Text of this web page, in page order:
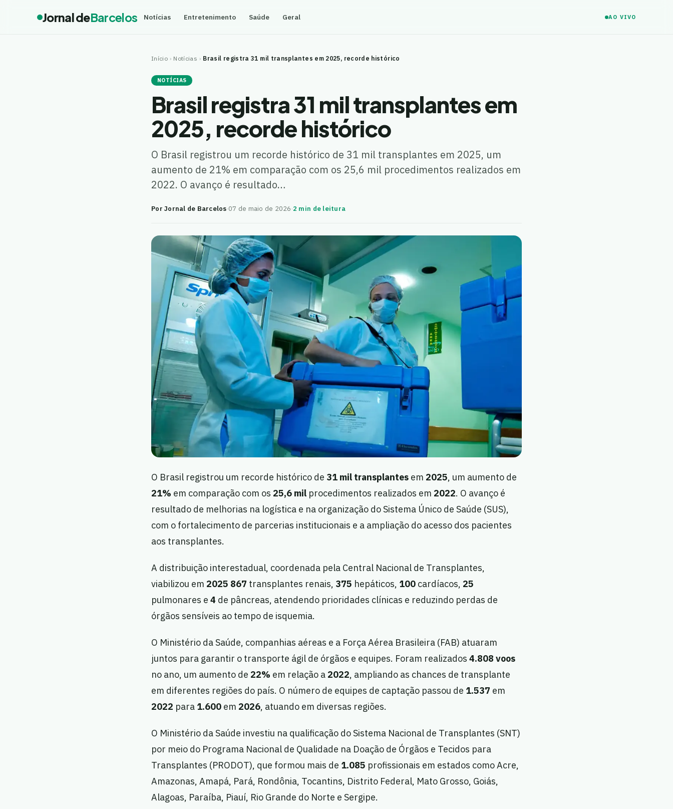
Jornal deBarcelos Notícias Entretenimento Saúde Geral AO VIVO
Início › Notícias › Brasil registra 31 mil transplantes em 2025, recorde histórico
NOTÍCIAS
Brasil registra 31 mil transplantes em
2025, recorde histórico
O Brasil registrou um recorde histórico de 31 mil transplantes em 2025, um
aumento de 21% em comparação com os 25,6 mil procedimentos realizados em
2022. O avanço é resultado…
Por Jornal de Barcelos·07 de maio de 2026·2 min de leitura
O Brasil registrou um recorde histórico de 31 mil transplantes em 2025, um aumento de
21% em comparação com os 25,6 mil procedimentos realizados em 2022. O avanço é
resultado de melhorias na logística e na organização do Sistema Único de Saúde (SUS),
com o fortalecimento de parcerias institucionais e a ampliação do acesso dos pacientes
aos transplantes.
A distribuição interestadual, coordenada pela Central Nacional de Transplantes,
viabilizou em 2025 867 transplantes renais, 375 hepáticos, 100 cardíacos, 25
pulmonares e 4 de pâncreas, atendendo prioridades clínicas e reduzindo perdas de
órgãos sensíveis ao tempo de isquemia.
O Ministério da Saúde, companhias aéreas e a Força Aérea Brasileira (FAB) atuaram
juntos para garantir o transporte ágil de órgãos e equipes. Foram realizados 4.808 voos
no ano, um aumento de 22% em relação a 2022, ampliando as chances de transplante
em diferentes regiões do país. O número de equipes de captação passou de 1.537 em
2022 para 1.600 em 2026, atuando em diversas regiões.
O Ministério da Saúde investiu na qualificação do Sistema Nacional de Transplantes (SNT)
por meio do Programa Nacional de Qualidade na Doação de Órgãos e Tecidos para
Transplantes (PRODOT), que formou mais de 1.085 profissionais em estados como Acre,
Amazonas, Amapá, Pará, Rondônia, Tocantins, Distrito Federal, Mato Grosso, Goiás,
Alagoas, Paraíba, Piauí, Rio Grande do Norte e Sergipe.